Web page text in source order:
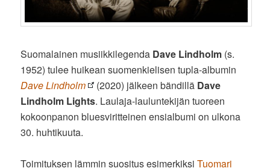
Suomalainen musiikkilegenda Dave Lindholm (s.
1952) tulee huikean suomenkielisen tupla-albumin
Dave Lindholm
(2020) jälkeen bändillä Dave
Lindholm Lights. Laulaja-lauluntekijän tuoreen
kokoonpanon bluesviritteinen ensialbumi on ulkona
30. huhtikuuta.
Toimituksen lämmin suositus esimerkiksiTuomari